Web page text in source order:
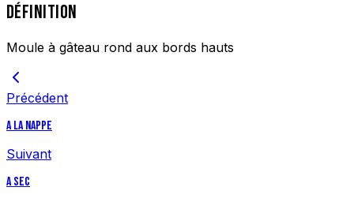
DÉFINITION
Moule à gâteau rond aux bords hauts
Précédent
A la nappe
Suivant
A sec